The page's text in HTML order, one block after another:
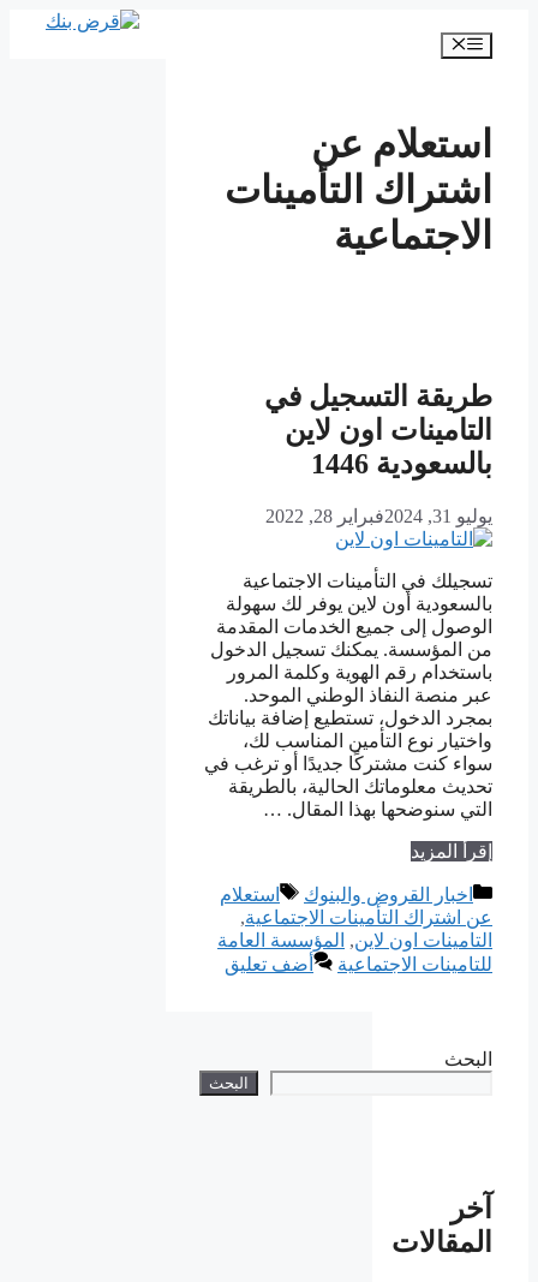
المحتوى
القائمة
استعلام عن
اشتراك التأمينات
الاجتماعية
طريقة التسجيل في
التامينات اون لاين
بالسعودية 1446
يوليو 31, 2024 فبراير 28, 2022
تسجيلك في التأمينات الاجتماعية
بالسعودية أون لاين يوفر لك سهولة
الوصول إلى جميع الخدمات المقدمة
من المؤسسة. يمكنك تسجيل الدخول
باستخدام رقم الهوية وكلمة المرور
عبر منصة النفاذ الوطني الموحد.
بمجرد الدخول، تستطيع إضافة بياناتك
واختيار نوع التأمين المناسب لك،
سواء كنت مشتركًا جديدًا أو ترغب في
تحديث معلوماتك الحالية، بالطريقة
التي سنوضحها بهذا المقال. …
إقرأ المزيد
التصنيفات
اخبار القروض والبنوك الوسوم
استعلام
عن اشتراك التأمينات الاجتماعية,
التامينات اون لاين, المؤسسة العامة
للتامينات الاجتماعية
أضف تعليق
البحث
البحث
آخر
المقالات